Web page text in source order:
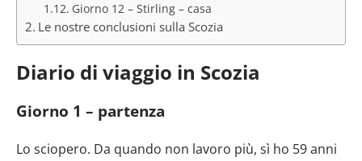
Giorno 12 – Stirling – casa
Le nostre conclusioni sulla Scozia
Diario di viaggio in Scozia
Giorno 1 – partenza
Lo sciopero. Da quando non lavoro più, sì ho 59 anni